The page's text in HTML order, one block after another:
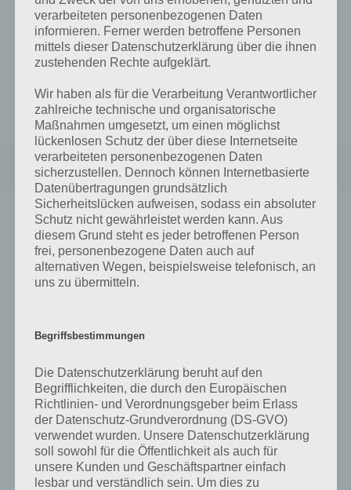
du zum Beispiel dein Ziel verpasst hast – alles kostenlos in dieser
Navigation App.
Wenn du also auf ein paar kleine Schwächen keinen Wert legst und
dafür lieber den einen oder anderen Euro sparen möchtest, dann
besuche den Google Play Store und lade dir Navfree: Kostenlose GPS
runter:
Navmii GPS Welt (Navfree)
Preis:Kostenlos
Sygic: GPS Navigation
Die zurzeit am häufigstens runtergeladene Navigation App im
Google Play Store ist die Navi App Sygic: GPS Navigation. Die sehr
eine Internetverbindung keine weiteren Kosten an und Sygic bietet
seinen Kunden kostenlose Kartenupdates an. Dank der vielen
versehene Orte und einer dynamaischen Spurführung, ist Sygic: GPS
Navigation eine rundum gelungene Navigation App.
Wenn du dich für die Navi App Sygic: GPS Navigation entscheiden
solltest, installiere Sygic über folgenden Link, bedenke aber, dass du
dir damit nur eine 7 Tage Probeversioninstallierst. Für die DACH
Version fallen einmalig danach24,99€an.
verarbeiteten personenbezogenen Daten
informieren. Ferner werden betroffene Personen
mittels dieser Datenschutzerklärung über die ihnen
zustehenden Rechte aufgeklärt.
Wir haben als für die Verarbeitung Verantwortlicher
zahlreiche technische und organisatorische
Maßnahmen umgesetzt, um einen möglichst
lückenlosen Schutz der über diese Internetseite
verarbeiteten personenbezogenen Daten
sicherzustellen. Dennoch können Internetbasierte
Datenübertragungen grundsätzlich
Sicherheitslücken aufweisen, sodass ein absoluter
Schutz nicht gewährleistet werden kann. Aus
diesem Grund steht es jeder betroffenen Person
frei, personenbezogene Daten auch auf
alternativen Wegen, beispielsweise telefonisch, an
uns zu übermitteln.
Begriffsbestimmungen
Die Datenschutzerklärung beruht auf den
Begrifflichkeiten, die durch den Europäischen
Richtlinien- und Verordnungsgeber beim Erlass
der Datenschutz-Grundverordnung (DS-GVO)
verwendet wurden. Unsere Datenschutzerklärung
soll sowohl für die Öffentlichkeit als auch für
unsere Kunden und Geschäftspartner einfach
lesbar und verständlich sein. Um dies zu